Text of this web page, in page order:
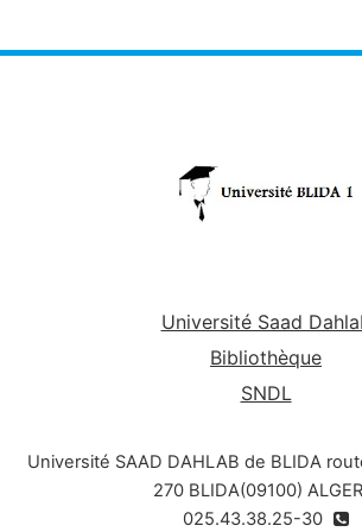
Université Saad
Bibliothèque
SNDL
Université SAAD DAHLAB de BLIDA
270 BLIDA(09100)